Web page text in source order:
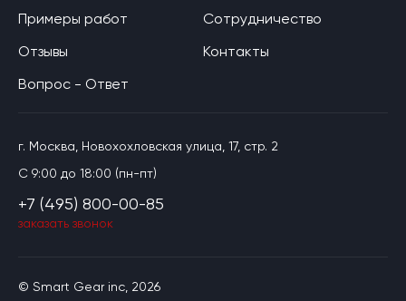
© Smart Gear inc, 2026
Примеры работ
Отзывы
Вопрос - Ответ
Сотрудничество
Контакты
г. Москва, Новохохловская улица, 17, стр. 2
C 9:00 до 18:00 (пн-пт)
+7 (495) 800-00-85
заказать звонок